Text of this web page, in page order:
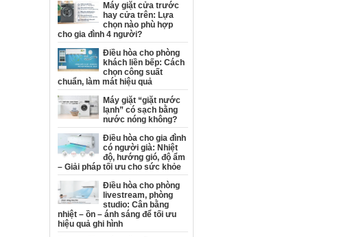
Máy giặt cửa trước
hay cửa trên: Lựa
chọn nào phù hợp
cho gia đình 4 người?
Điều hòa cho phòng
khách liền bếp: Cách
chọn công suất
chuẩn, làm mát hiệu quả
Máy giặt “giặt nước
lạnh” có sạch bằng
nước nóng không?
Điều hòa cho gia đình
có người già: Nhiệt
độ, hướng gió, độ ẩm
– Giải pháp tối ưu cho sức khỏe
Điều hòa cho phòng
livestream, phòng
studio: Cân bằng
nhiệt – ồn – ánh sáng để tối ưu
hiệu quả ghi hình